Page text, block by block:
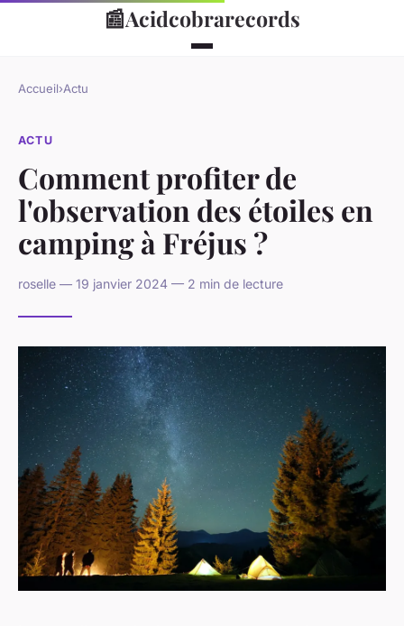
📰Acidcobrarecords
Accueil›Actu
ACTU
Comment profiter de
l'observation des étoiles en
camping à Fréjus ?
roselle — 19 janvier 2024 — 2 min de lecture